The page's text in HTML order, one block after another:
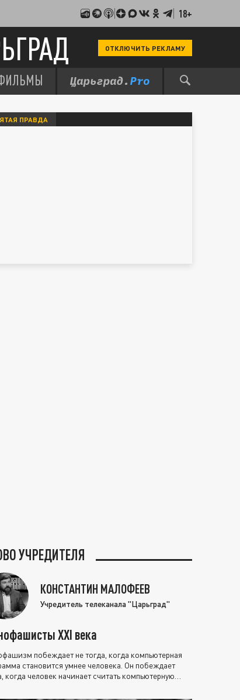
18+
ОТКЛЮЧИТЬ РЕКЛАМУ
ПРАВДА
УЧРЕДИТЕЛЯ
КОНСТАНТИН МАЛОФЕЕВ
Учредитель телеканала "Царьград"
XXI века
побеждает не тогда, когда компьютерная
становится умнее человека. Он побеждает
когда человек начинает считать компьютерную